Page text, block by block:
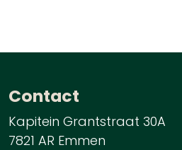
Contact
Kapitein Grantstraat 30A
7821 AR Emmen